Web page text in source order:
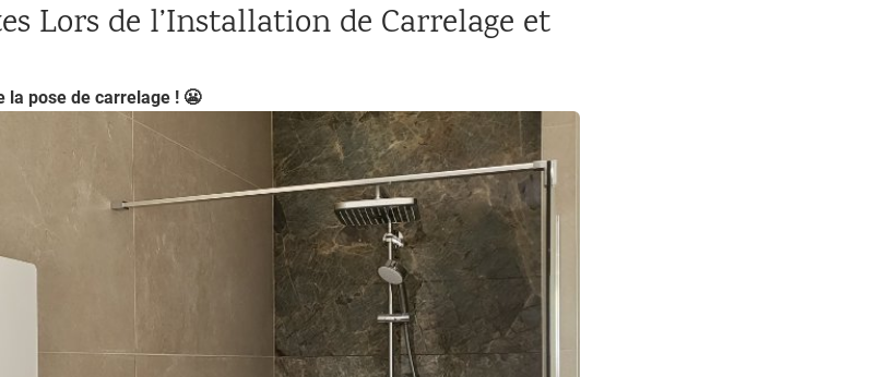
Lors de l’Installation de Carrelage et
la pose de carrelage ! 😬